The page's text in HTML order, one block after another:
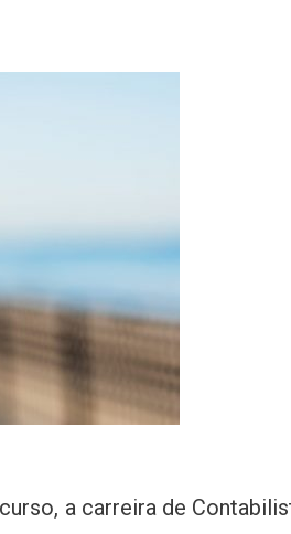
a carreira de